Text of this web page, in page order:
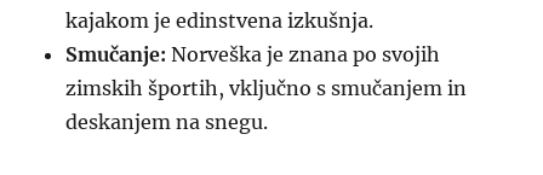
kajakom je edinstvena izkušnja.
Smučanje: Norveška je znana po svojih
zimskih športih, vključno s smučanjem in
deskanjem na snegu.